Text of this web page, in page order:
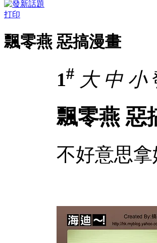
打印
飄零燕 惡搞漫畫
1# 大 中 小
飄零燕 惡
不好意思